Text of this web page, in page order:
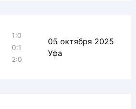
1:0
0:1
2:0
05 октября 2025
Уфа